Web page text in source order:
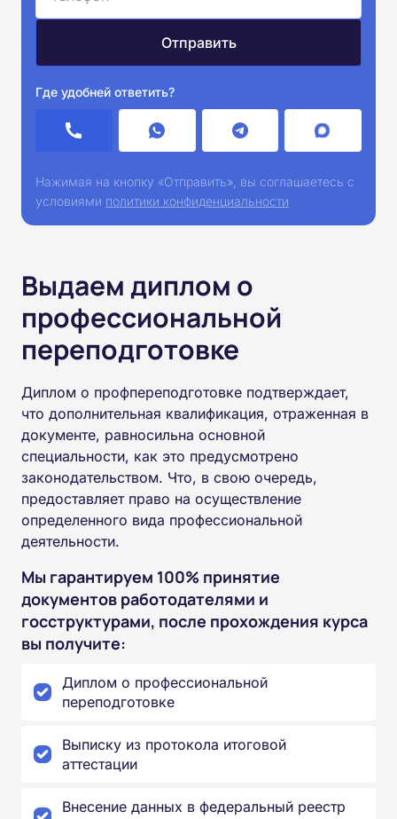
Где удобней ответить?
Нажимая на кнопку «Отправить», вы соглашаетесь с
условиями политики конфиденциальности
Выдаем диплом о
профессиональной
переподготовке
Диплом о профпереподготовке подтверждает,
что дополнительная квалификация, отраженная в
документе, равносильна основной
специальности, как это предусмотрено
законодательством. Что, в свою очередь,
предоставляет право на осуществление
определенного вида профессиональной
деятельности.
Мы гарантируем 100% принятие
документов работодателями и
госструктурами, после прохождения курса
вы получите:
Диплом о профессиональной
переподготовке
Выписку из протокола итоговой
аттестации
Внесение данных в федеральный реестр